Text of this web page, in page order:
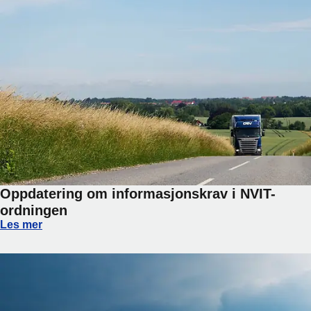
Oppdatering om informasjonskrav i NVIT-
ordningen
Oppdatering om informasjonskrav i NVIT-ordningen
Les mer